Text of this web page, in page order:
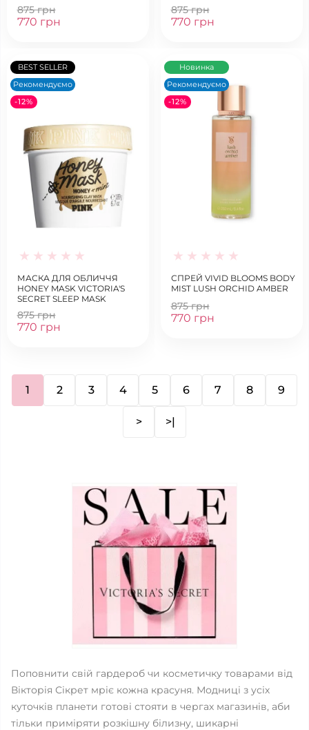
875 грн
770 грн
875 грн
770 грн
BEST SELLER
Рекомендуємо
-12%
МАСКА ДЛЯ ОБЛИЧЧЯ
HONEY MASK VICTORIA'S
SECRET SLEEP MASK
875 грн
770 грн
Новинка
Рекомендуємо
-12%
СПРЕЙ VIVID BLOOMS BODY
MIST LUSH ORCHID AMBER
875 грн
770 грн
1 2 3 4 5 6 7 8 9
> >|
Поповнити свій гардероб чи косметичку товарами від
Вікторія Сікрет мріє кожна красуня. Модниці з усіх
куточків планети готові стояти в чергах магазинів, аби
тільки приміряти розкішну білизну, шикарні